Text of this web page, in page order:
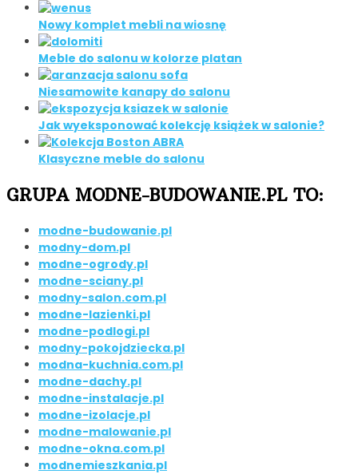
Nowy komplet mebli na wiosnę
Meble do salonu w kolorze platan
Niesamowite kanapy do salonu
Jak wyeksponować kolekcję książek w salonie?
Klasyczne meble do salonu
GRUPA MODNE-BUDOWANIE.PL TO:
modne-budowanie.pl
modny-dom.pl
modne-ogrody.pl
modne-sciany.pl
modny-salon.com.pl
modne-lazienki.pl
modne-podlogi.pl
modny-pokojdziecka.pl
modna-kuchnia.com.pl
modne-dachy.pl
modne-instalacje.pl
modne-izolacje.pl
modne-malowanie.pl
modne-okna.com.pl
modnemieszkania.pl